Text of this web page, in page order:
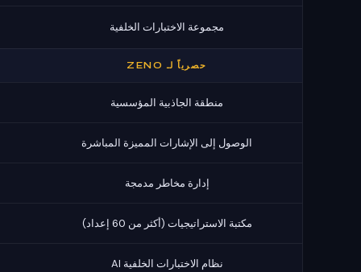
مجموعة الاختبارات الخلفية
حصرياً لـ ZENO
منطقة الجاذبية المؤسسية
الوصول إلى الإشارات المميزة المباشرة
إدارة مخاطر مدمجة
مكتبة الاستراتيجيات (أكثر من 60 إعداد)
نظام الاختبارات الخلفية AI